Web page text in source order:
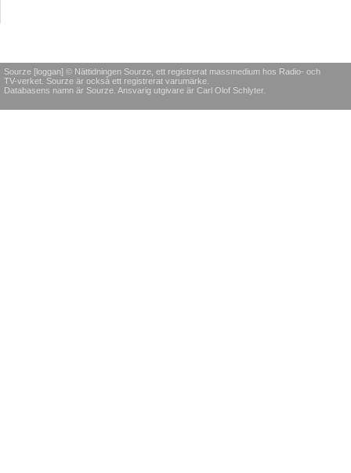
Sourze [loggan] © Nättidningen Sourze, ett registrerat massmedium hos Radio- och
TV-verket. Sourze är också ett registrerat varumärke.
Databasens namn är Sourze. Ansvarig utgivare är Carl Olof Schlyter.